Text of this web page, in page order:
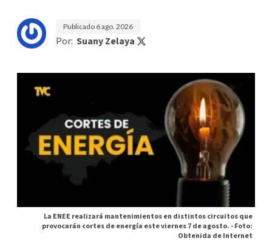
Publicado 6 ago. 2026
Por: Suany Zelaya
La ENEE realizará mantenimientos en distintos circuitos que
provocarán cortes de energía este viernes 7 de agosto. -Foto:
Obtenida de Internet